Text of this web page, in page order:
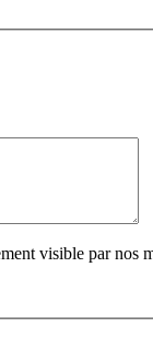
visible par nos